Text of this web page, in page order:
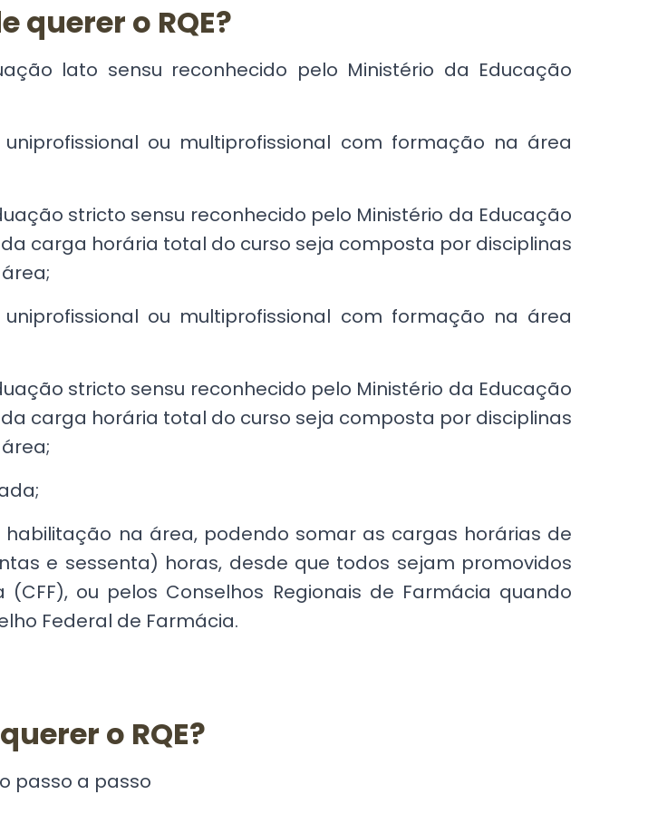
querer o RQE?
lato sensu reconhecido pelo Ministério da Educação
ou multiprofissional com formação na área
stricto sensu reconhecido pelo Ministério da Educação
carga horária total do curso seja composta por disciplinas
ou multiprofissional com formação na área
stricto sensu reconhecido pelo Ministério da Educação
carga horária total do curso seja composta por disciplinas
na área, podendo somar as cargas horárias de
e sessenta) horas, desde que todos sejam promovidos
ou pelos Conselhos Regionais de Farmácia quando
Federal de Farmácia.
o RQE?
passo a passo